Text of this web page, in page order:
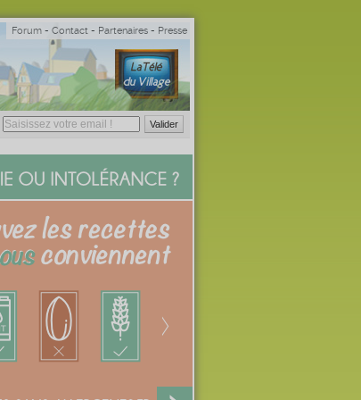
Forum - Contact - Partenaires - Presse